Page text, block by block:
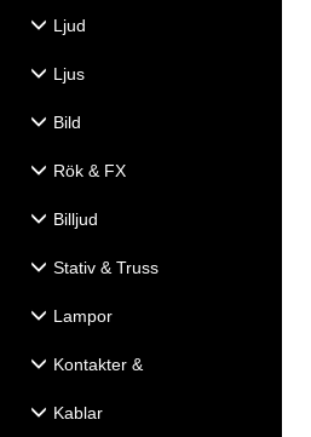
Ljud
Ljus
Bild
Rök & FX
Billjud
Stativ & Truss
Lampor
Kontakter &
Kablar